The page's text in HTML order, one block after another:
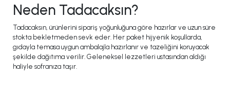
Neden Tadacaksın?
Tadacaksın, ürünlerini sipariş yoğunluğuna göre hazırlar ve uzun süre
stokta bekletmeden sevk eder. Her paket hijyenik koşullarda,
gıdayla temasa uygun ambalajla hazırlanır ve tazeliğini koruyacak
şekilde dağıtıma verilir. Geleneksel lezzetleri ustasından aldığı
haliyle sofranıza taşır.